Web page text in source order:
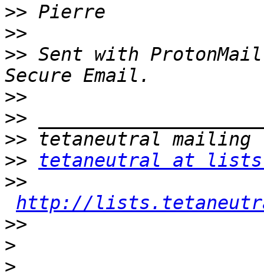
>>
>>
>> Sent with
>>
>>
>>
>>
tetaneutral at
>>
http://
>>
>
>